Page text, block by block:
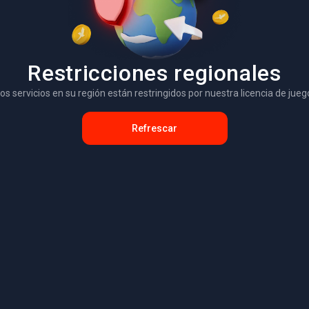
Restricciones regionales
servicios en su región están restringidos por nuestra licencia de
Refrescar